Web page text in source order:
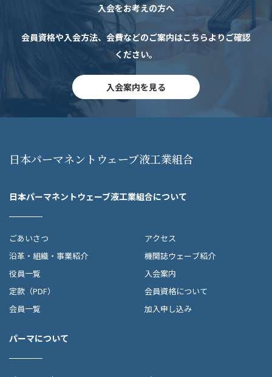
入会をお考えの方へ
会員資格や入会方法、会費などのご案内はこちらよりご確認
ください。
入会案内を見る
日本パーマネントウェーブ液工業組合
日本パーマネントウェーブ液工業組合について
ごあいさつ
沿革・組織・事業紹介
役員一覧
定款（PDF）
会員一覧
アクセス
機関誌ウェーブ紹介
入会案内
会員資格について
加入申し込み
パーマについて